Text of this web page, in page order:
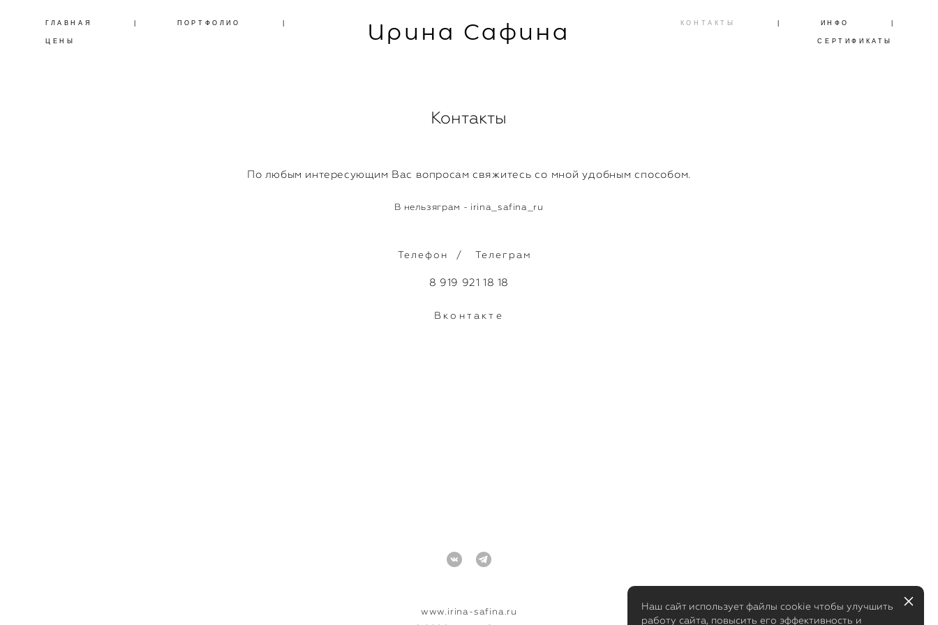
ГЛАВНАЯ ПОРТФОЛИО
ЦЕНЫ Ирина Сафина КОНТАКТЫ ИНФО
СЕРТИФИКАТЫ
Контакты
По любым интересующим Вас вопросам свяжитесь со мной удобным способом.
В нельзяграм - irina_safina_ru
Телефон / Телеграм
8 919 921 18 18
Вконтакте
www.irina-safina.ru
Наш сайт использует файлы cookie чтобы улучшить
работу сайта, повысить его эффективность и